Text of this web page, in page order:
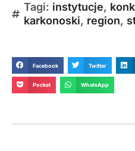
Tagi: instytucje,
karkonoski, region,
Facebook Twitter
Pocket WhatsApp